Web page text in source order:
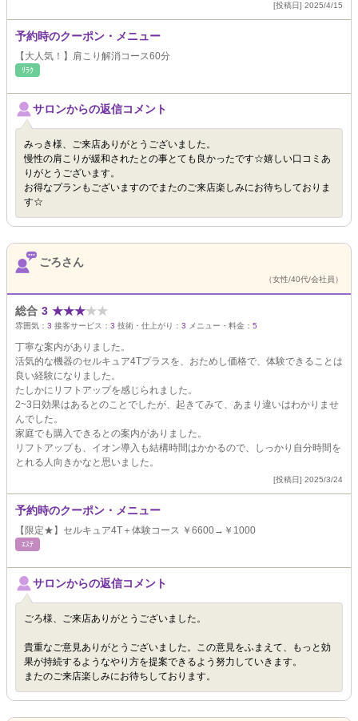
[投稿日] 2025/4/15
予約時のクーポン・メニュー
【大人気！】肩こり解消コース60分
ﾘﾗｸ
サロンからの返信コメント
みっき様、ご来店ありがとうございました。
慢性の肩こりが緩和されたとの事とても良かったです☆嬉しい口コミあ
りがとうございます。
お得なプランもございますのでまたのご来店楽しみにお待ちしておりま
す☆
ごろさん
（女性/40代/会社員）
総合 3 ★★★★★
雰囲気： 3 接客サービス： 3 技術・仕上がり： 3 メニュー・料金： 5
丁寧な案内がありました。
活気的な機器のセルキュア4Tプラスを、おためし価格で、体験できることは
良い経験になりました。
たしかにリフトアップを感じられました。
2~3日効果はあるとのことでしたが、起きてみて、あまり違いはわかりませ
んでした。
家庭でも購入できるとの案内がありました。
リフトアップも、イオン導入も結構時間はかかるので、しっかり自分時間を
とれる人向きかなと思いました。
[投稿日] 2025/3/24
予約時のクーポン・メニュー
【限定★】セルキュア4T＋体験コース ￥6600→￥1000
ｴｽﾃ
サロンからの返信コメント
ごろ様、ご来店ありがとうございました。
貴重なご意見ありがとうございました。この意見をふまえて、もっと効
果が持続するようなやり方を提案できるよう努力していきます。
またのご来店楽しみにお待ちしております。